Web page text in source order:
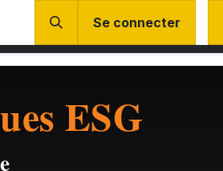
Se connecter
ESG